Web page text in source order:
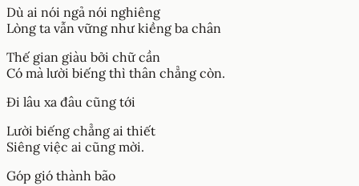
Dù ai nói ngả nói nghiêng
Lòng ta vẫn vững như kiềng ba chân
Thế gian giàu bởi chữ cần
Có mà lười biếng thì thân chẳng còn.
Đi lâu xa đâu cũng tới
Lười biếng chẳng ai thiết
Siêng việc ai cũng mời.
Góp gió thành bão